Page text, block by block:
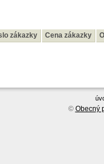
zákazky Cena zákazky
© Obecný